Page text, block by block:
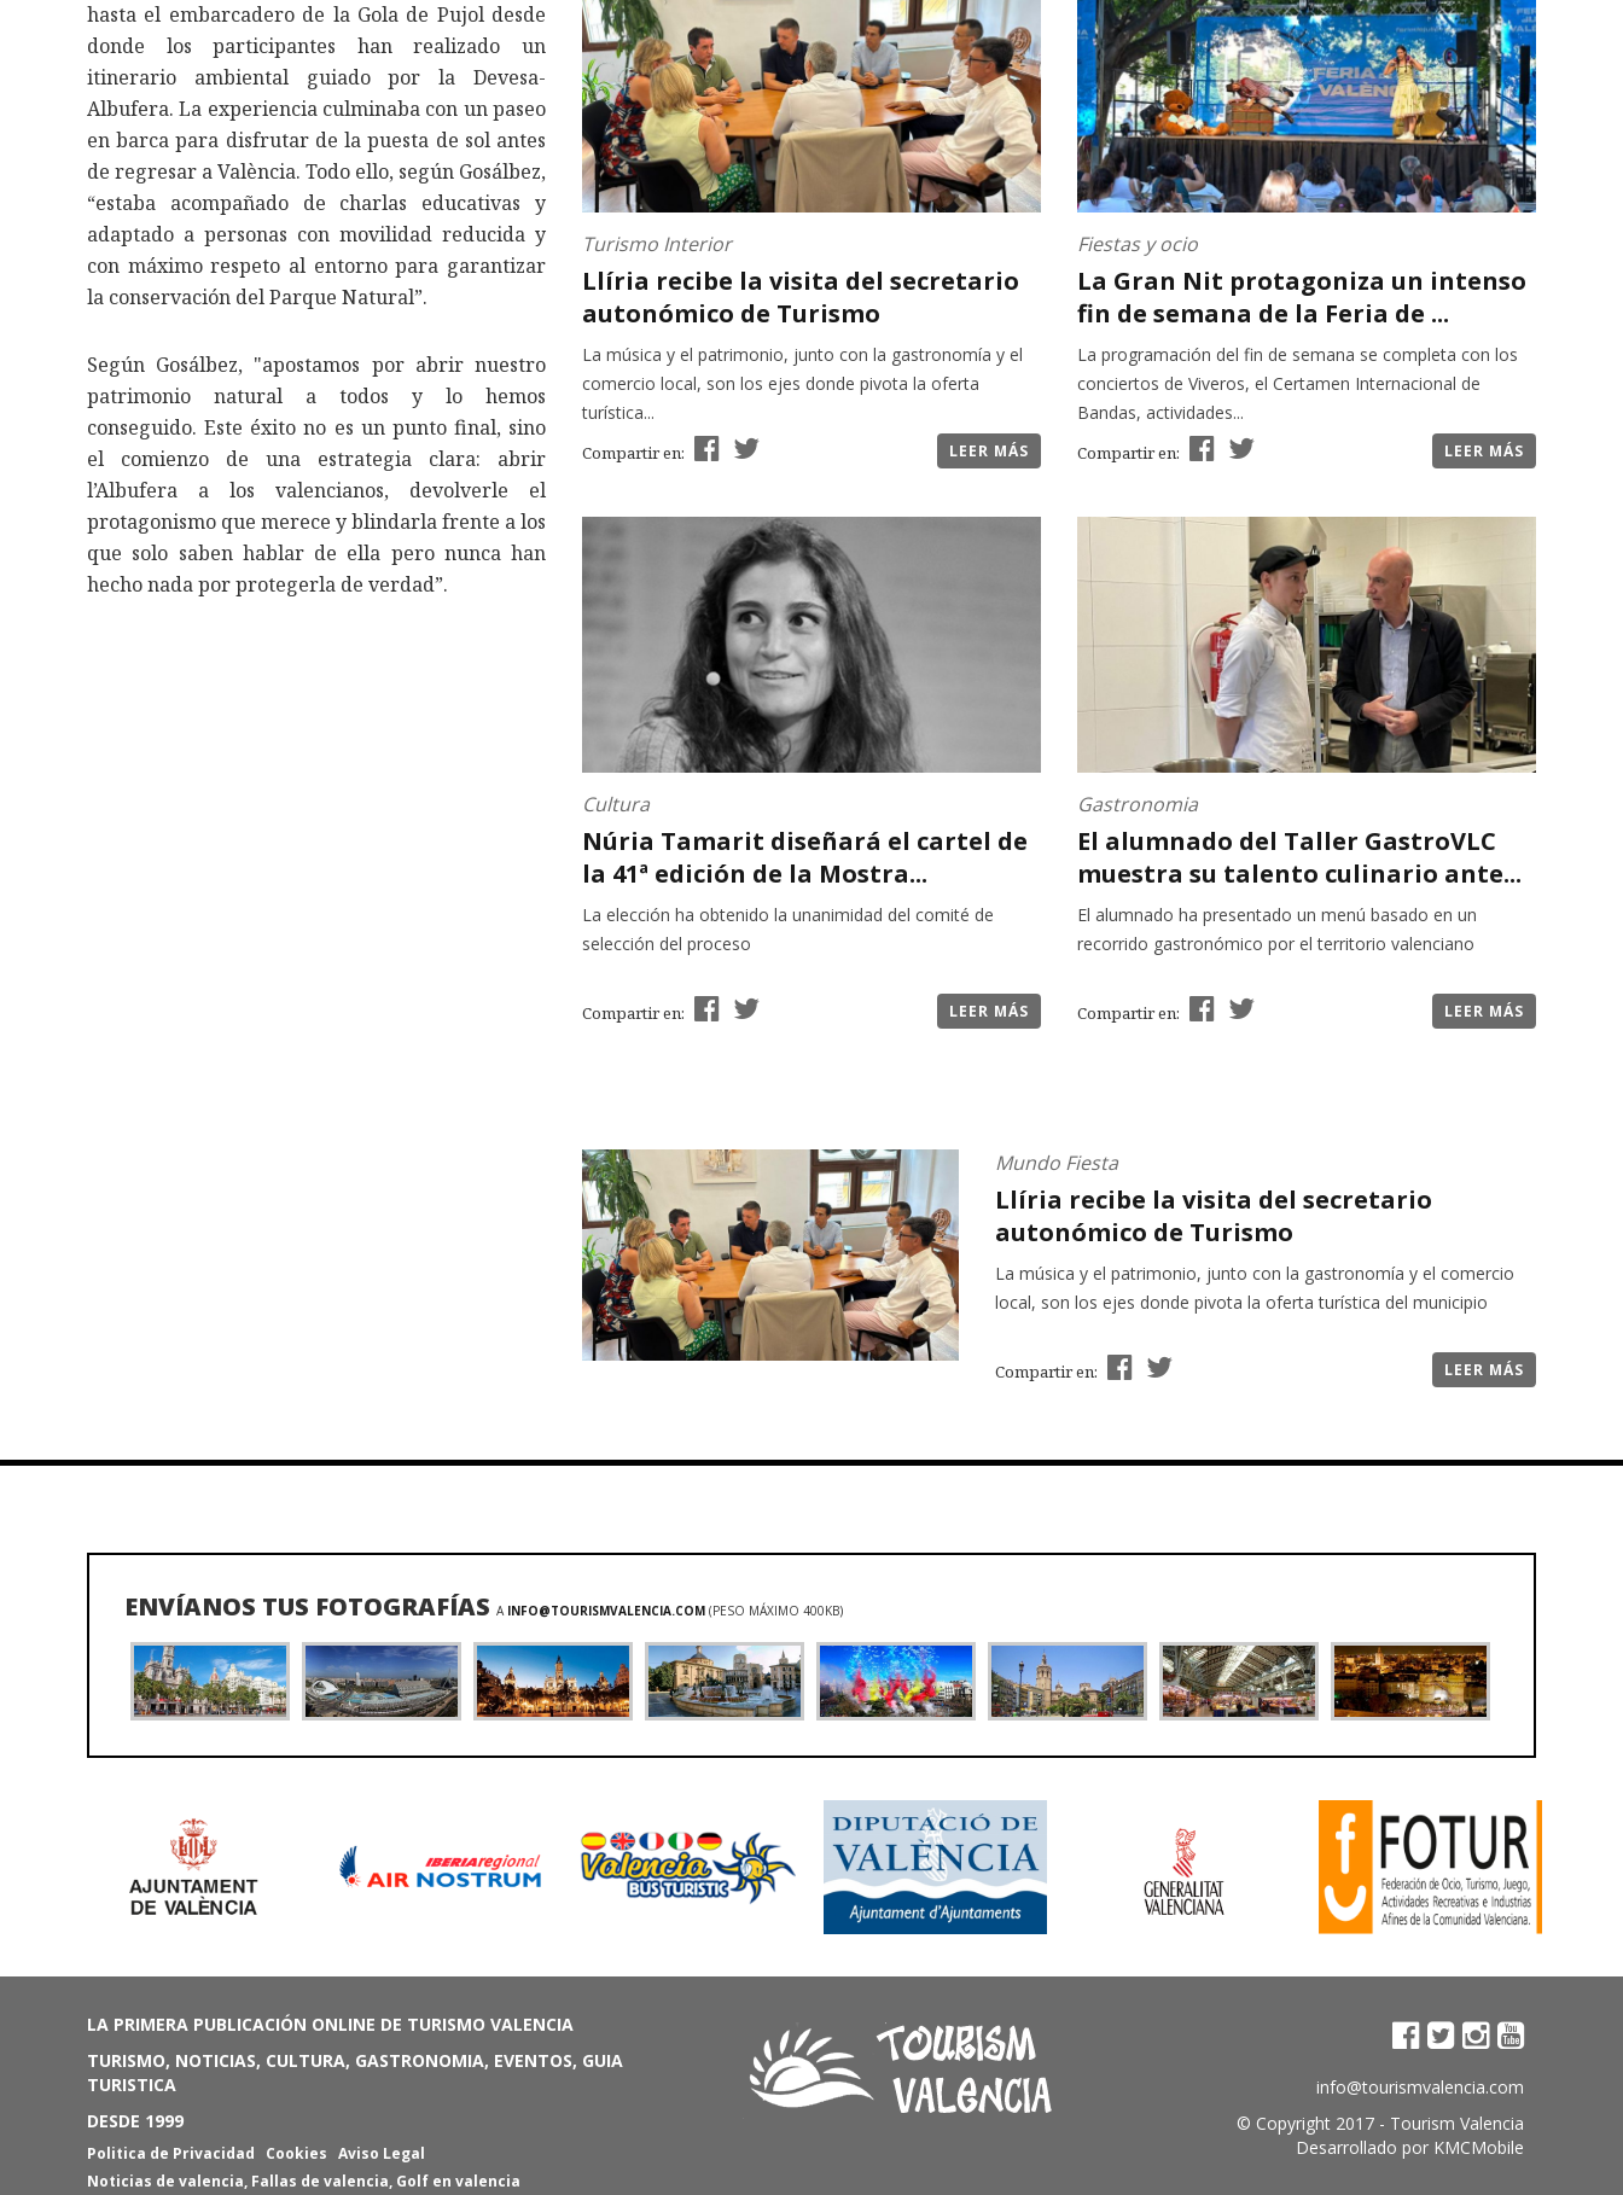
hasta el embarcadero de la Gola de Pujol desde
donde los participantes han realizado un
itinerario ambiental guiado por la Devesa-
Albufera. La experiencia culminaba con un paseo
en barca para disfrutar de la puesta de sol antes
de regresar a València. Todo ello, según Gosálbez,
“estaba acompañado de charlas educativas y
adaptado a personas con movilidad reducida y
con máximo respeto al entorno para garantizar
la conservación del Parque Natural”.
Según Gosálbez, "apostamos por abrir nuestro
patrimonio natural a todos y lo hemos
conseguido. Este éxito no es un punto final, sino
el comienzo de una estrategia clara: abrir
l’Albufera a los valencianos, devolverle el
protagonismo que merece y blindarla frente a los
que solo saben hablar de ella pero nunca han
hecho nada por protegerla de verdad”.
Turismo Interior
Llíria recibe la visita del secretario
autonómico de Turismo
La música y el patrimonio, junto con la gastronomía y el
comercio local, son los ejes donde pivota la oferta
turística...
Compartir en: LEER MÁS
Fiestas y ocio
La Gran Nit protagoniza un intenso
fin de semana de la Feria de ...
La programación del fin de semana se completa con los
conciertos de Viveros, el Certamen Internacional de
Bandas, actividades...
Compartir en: LEER MÁS
Cultura
Núria Tamarit diseñará el cartel de
la 41ª edición de la Mostra...
La elección ha obtenido la unanimidad del comité de
selección del proceso
Compartir en: LEER MÁS
Gastronomia
El alumnado del Taller GastroVLC
muestra su talento culinario ante...
El alumnado ha presentado un menú basado en un
recorrido gastronómico por el territorio valenciano
Compartir en: LEER MÁS
Mundo Fiesta
Llíria recibe la visita del secretario
autonómico de Turismo
La música y el patrimonio, junto con la gastronomía y el comercio
local, son los ejes donde pivota la oferta turística del municipio
Compartir en: LEER MÁS
ENVÍANOS TUS FOTOGRAFÍAS A INFO@TOURISMVALENCIA.COM (PESO MÁXIMO 400KB)
LA PRIMERA PUBLICACIÓN ONLINE DE TURISMO VALENCIA
TURISMO, NOTICIAS, CULTURA, GASTRONOMIA, EVENTOS, GUIA
TURISTICA
DESDE 1999
Politica de Privacidad Cookies Aviso Legal
Noticias de valencia, Fallas de valencia, Golf en valencia
info@tourismvalencia.com
© Copyright 2017 - Tourism Valencia
Desarrollado por KMCMobile